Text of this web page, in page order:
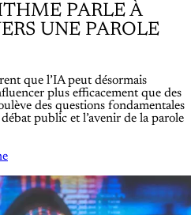
PARLE À
UNE PAROLE
que l’IA peut désormais
plus efficacement que des
des questions fondamentales
public et l’avenir de la parole